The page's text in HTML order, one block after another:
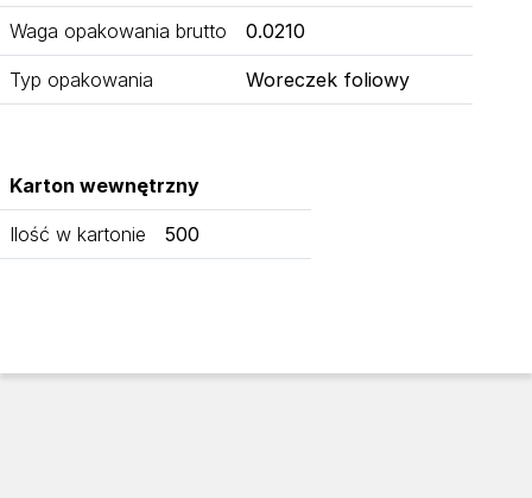
Waga opakowania brutto 0.0210
Typ opakowania Woreczek foliowy
Karton wewnętrzny
Ilość w kartonie 500